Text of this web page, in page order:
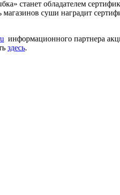
станет обладателем
суши наградит
информационного партнера
здесь.